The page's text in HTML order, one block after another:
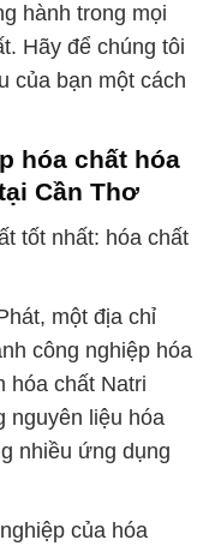
hành trong mọi
Hãy để chúng tôi
của bạn một cách
hóa chất hóa
Cần Thơ
tốt nhất: hóa chất
một địa chỉ
công nghiệp hóa
hóa chất Natri
nguyên liệu hóa
nhiều ứng dụng
của hóa